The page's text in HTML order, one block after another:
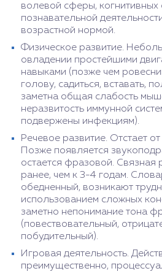
волевой сферы, когнитивных
познавательной
возрастной нормой.
Физическое развитие.
овладении простейшими
навыками (позже чем
голову, садиться, вставать,
заметна общая слабость
неразвитость иммунной
подвержены инфекциям).
Речевое развитие. Отстает
Позже появляется
остается фразовой. Связная
ранее, чем к 3-4 годам.
обедненный, возникают
использованием сложных
заметно непонимание тона
(повествовательный,
побудительный).
Игровая деятельность.
преимущественно,